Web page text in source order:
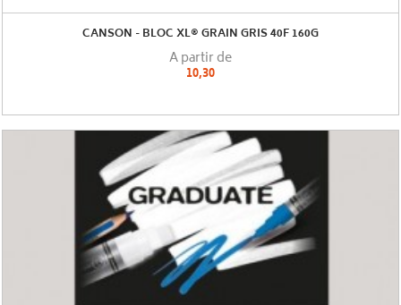
CANSON - BLOC XL® GRAIN GRIS 40F 160G
A partir de
10,30